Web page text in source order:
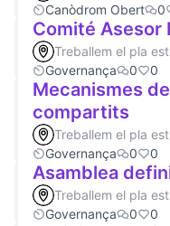
Canòdrom Obert
0
Comité Asesor
Treballem el pla
Governança
0 0
Mecanismes
compartits
Treballem el pla
Governança
0 0
Asamblea
Treballem el pla
Governança
0 0